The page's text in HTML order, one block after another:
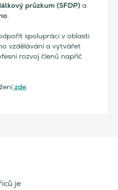
průzkum (SFDP) a
.
spolupráci v oblasti
vzdělávání a vytvářet
rozvoj členů napříč
zde.
je